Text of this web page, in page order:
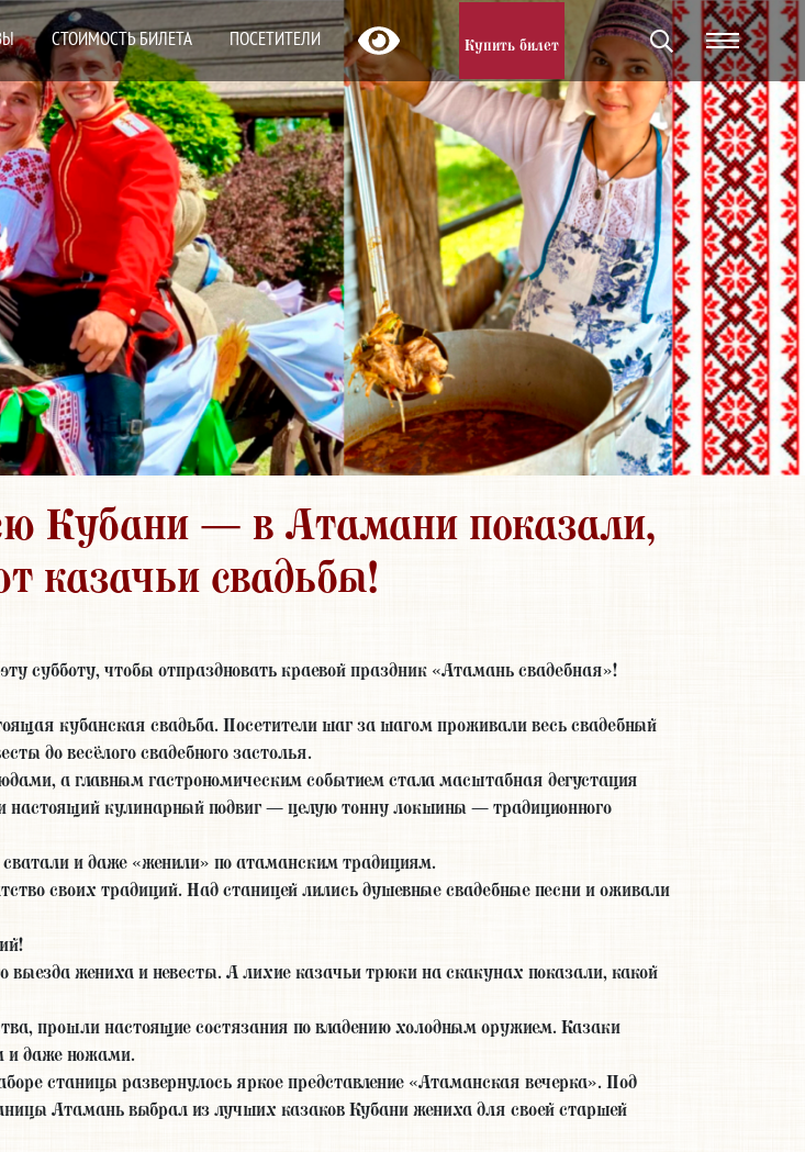
СТОИМОСТЬ БИЛЕТА ПОСЕТИТЕЛИ Купить билет
Кубани — в Атамани показали,
казачьи свадьбы!
субботу, чтобы отпраздновать краевой праздник «Атамань свадебная»!
кубанская свадьба. Посетители шаг за шагом проживали весь свадебный
до весёлого свадебного застолья.
а главным гастрономическим событием стала масштабная дегустация
настоящий кулинарный подвиг — целую тонну локшины — традиционного
и даже «женили» по атаманским традициям.
своих традиций. Над станицей лились душевные свадебные песни и оживали
жениха и невесты. А лихие казачьи трюки на скакунах показали, какой
прошли настоящие состязания по владению холодным оружием. Казаки
и даже ножами.
станицы развернулось яркое представление «Атаманская вечерка». Под
Атамань выбрал из лучших казаков Кубани жениха для своей старшей